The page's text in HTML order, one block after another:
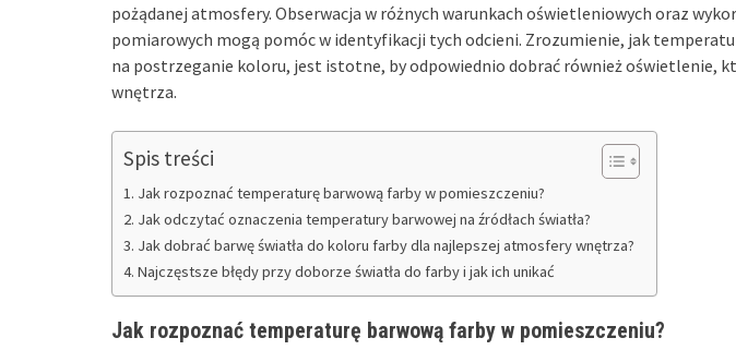
pożądanej atmosfery. Obserwacja w różnych warunkach oświetleniowych oraz
pomiarowych mogą pomóc w identyfikacji tych odcieni. Zrozumienie, jak
na postrzeganie koloru, jest istotne, by odpowiednio dobrać również oświetlenie,
wnętrza.
Spis treści
Jak rozpoznać temperaturę barwową farby w pomieszczeniu?
Jak odczytać oznaczenia temperatury barwowej na źródłach światła?
Jak dobrać barwę światła do koloru farby dla najlepszej atmosfery wnętrza?
Najczęstsze błędy przy doborze światła do farby i jak ich unikać
Jak rozpoznać temperaturę barwową farby w pomieszczeniu?